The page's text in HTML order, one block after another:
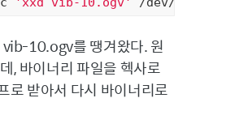
vib-10.ogv를 땡겨왔다. 원
, 바이너리 파일을 헥사로
로 받아서 다시 바이너리로